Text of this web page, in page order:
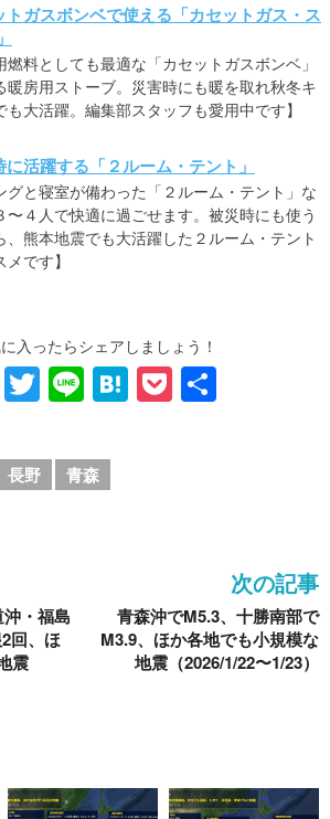
トガスボンベで使える「カセットガス・ス
燃料としても最適な「カセットガスボンベ」
暖房用ストーブ。災害時にも暖を取れ秋冬キ
も大活躍。編集部スタッフも愛用中です】
に活躍する「２ルーム・テント」
グと寝室が備わった「２ルーム・テント」な
〜４人で快適に過ごせます。被災時にも使う
、熊本地震でも大活躍した２ルーム・テント
です】
入ったらシェアしましょう！
F
a
T
wi
tt
er
Li
n
e
H
at
P
o
長野 青森
・福島
回、ほ
震
次の記事
青森沖でM5.3、十勝南部で
M3.9、ほか各地でも小規模な
地震（2026/1/22〜1/23）